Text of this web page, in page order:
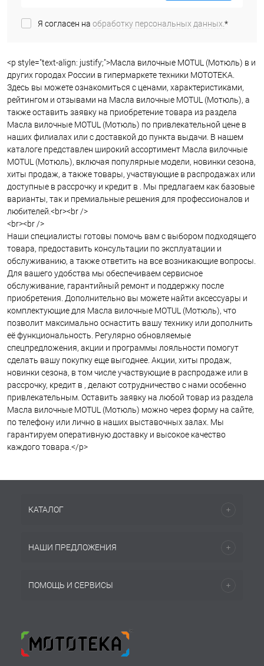
Я согласен на обработку персональных данных.*
<p style="text-align: justify;">Масла вилочные MOTUL (Мотюль) в и
других городах России в гипермаркете техники МОТОТЕКА.
Здесь вы можете ознакомиться с ценами, характеристиками,
рейтингом и отзывами на Масла вилочные MOTUL (Мотюль), а
также оставить заявку на приобретение товара из раздела
Масла вилочные MOTUL (Мотюль) по привлекательной цене в
наших филиалах или с доставкой до пункта выдачи. В нашем
каталоге представлен широкий ассортимент Масла вилочные
MOTUL (Мотюль), включая популярные модели, новинки сезона,
хиты продаж, а также товары, участвующие в распродажах или
доступные в рассрочку и кредит в . Мы предлагаем как базовые
варианты, так и премиальные решения для профессионалов и
любителей.<br><br />
<br><br />
Наши специалисты готовы помочь вам с выбором подходящего
товара, предоставить консультации по эксплуатации и
обслуживанию, а также ответить на все возникающие вопросы.
Для вашего удобства мы обеспечиваем сервисное
обслуживание, гарантийный ремонт и поддержку после
приобретения. Дополнительно вы можете найти аксессуары и
комплектующие для Масла вилочные MOTUL (Мотюль), что
позволит максимально оснастить вашу технику или дополнить
её функциональность. Регулярно обновляемые
спецпредложения, акции и программы лояльности помогут
сделать вашу покупку еще выгоднее. Акции, хиты продаж,
новинки сезона, в том числе участвующие в распродаже или в
рассрочку, кредит в , делают сотрудничество с нами особенно
привлекательным. Оставить заявку на любой товар из раздела
Масла вилочные MOTUL (Мотюль) можно через форму на сайте,
по телефону или лично в наших выставочных залах. Мы
гарантируем оперативную доставку и высокое качество
каждого товара.</p>
КАТАЛОГ
НАШИ ПРЕДЛОЖЕНИЯ
ПОМОЩЬ И СЕРВИСЫ